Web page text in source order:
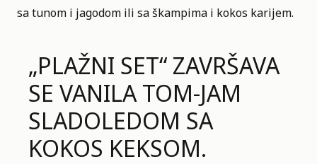
sa tunom i jagodom ili sa škampima i kokos karijem.
„PLAŽNI SET“ ZAVRŠAVA
SE VANILA TOM-JAM
SLADOLEDOM SA
KOKOS KEKSOM.